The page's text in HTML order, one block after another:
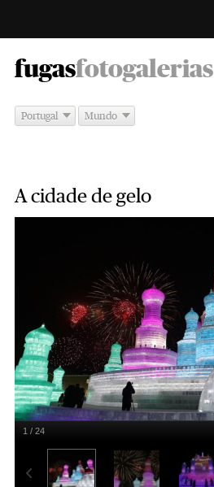
fugas -
fotogalerias
Portugal Mundo
A cidade de gelo
1 / 24